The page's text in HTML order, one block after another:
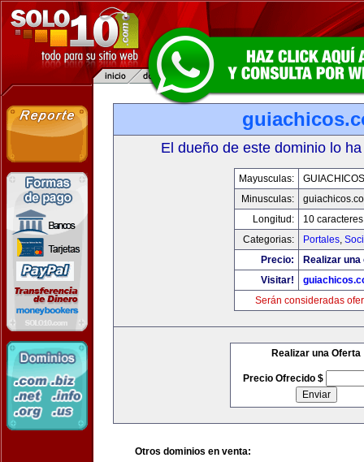
El dueño de este dominio lo
Mayusculas:
Minusculas:
Longitud:
10 caracteres
Categorias:
Portales,
Precio:
Realizar
Visitar!
Serán consideradas
Realizar una Oferta
Precio Ofrecido $
Otros dominios en venta: